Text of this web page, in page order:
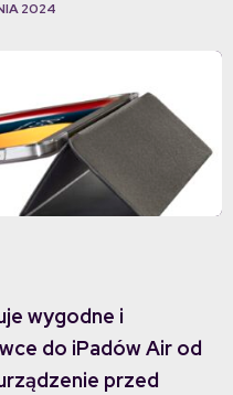
2024
wygodne i
do iPadów Air od
przed